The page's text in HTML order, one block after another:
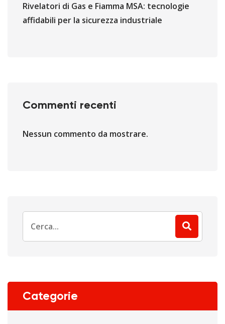
Rivelatori di Gas e Fiamma MSA: tecnologie
affidabili per la sicurezza industriale
Commenti recenti
Nessun commento da mostrare.
for:
Categorie